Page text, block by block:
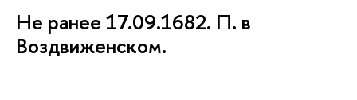
Не ранее 17.09.1682. П. в
Воздвиженском.